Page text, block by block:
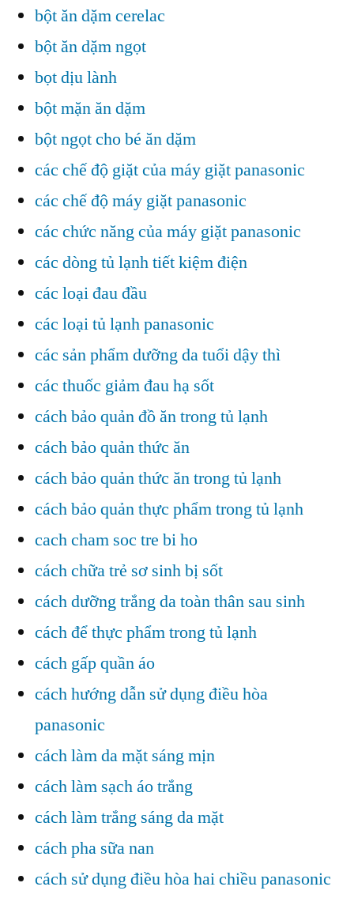
bột ăn dặm cerelac
bột ăn dặm ngọt
bọt dịu lành
bột mặn ăn dặm
bột ngọt cho bé ăn dặm
các chế độ giặt của máy giặt panasonic
các chế độ máy giặt panasonic
các chức năng của máy giặt panasonic
các dòng tủ lạnh tiết kiệm điện
các loại đau đầu
các loại tủ lạnh panasonic
các sản phẩm dưỡng da tuổi dậy thì
các thuốc giảm đau hạ sốt
cách bảo quản đồ ăn trong tủ lạnh
cách bảo quản thức ăn
cách bảo quản thức ăn trong tủ lạnh
cách bảo quản thực phẩm trong tủ lạnh
cach cham soc tre bi ho
cách chữa trẻ sơ sinh bị sốt
cách dưỡng trắng da toàn thân sau sinh
cách để thực phẩm trong tủ lạnh
cách gấp quần áo
cách hướng dẫn sử dụng điều hòa
panasonic
cách làm da mặt sáng mịn
cách làm sạch áo trắng
cách làm trắng sáng da mặt
cách pha sữa nan
cách sử dụng điều hòa hai chiều panasonic